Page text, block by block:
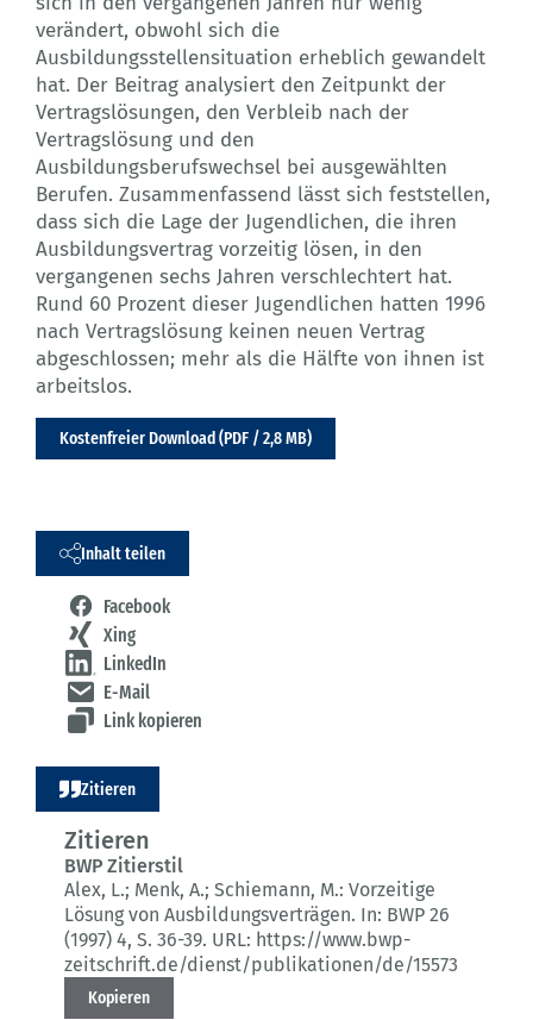
verändert, obwohl sich die
Ausbildungsstellensituation erheblich gewandelt
hat. Der Beitrag analysiert den Zeitpunkt der
Vertragslösungen, den Verbleib nach der
Vertragslösung und den
Ausbildungsberufswechsel bei ausgewählten
Berufen. Zusammenfassend lässt sich feststellen,
dass sich die Lage der Jugendlichen, die ihren
Ausbildungsvertrag vorzeitig lösen, in den
vergangenen sechs Jahren verschlechtert hat.
Rund 60 Prozent dieser Jugendlichen hatten 1996
nach Vertragslösung keinen neuen Vertrag
abgeschlossen; mehr als die Hälfte von ihnen ist
arbeitslos.
Kostenfreier Download (PDF / 2,8 MB)
Inhalt teilen
Facebook
Xing
LinkedIn
E-Mail
Link kopieren
Zitieren
Zitieren
BWP Zitierstil
Alex, L.; Menk, A.; Schiemann, M.: Vorzeitige
Lösung von Ausbildungsverträgen. In: BWP 26
(1997) 4, S. 36-39. URL: https://www.bwp-
zeitschrift.de/dienst/publikationen/de/15573
Kopieren